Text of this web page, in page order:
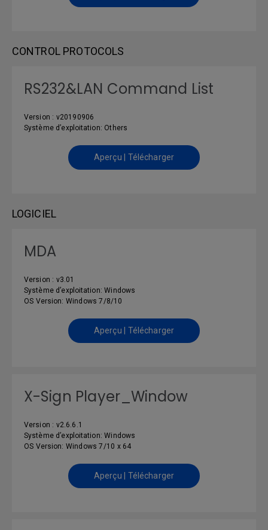
CONTROL PROTOCOLS
RS232&LAN Command List
Version : v20190906
Système d’exploitation: Others
Aperçu | Télécharger
LOGICIEL
MDA
Version : v3.01
Système d’exploitation: Windows
OS Version: Windows 7/8/10
Aperçu | Télécharger
X-Sign Player_Window
Version : v2.6.6.1
Système d’exploitation: Windows
OS Version: Windows 7/10 x 64
Aperçu | Télécharger